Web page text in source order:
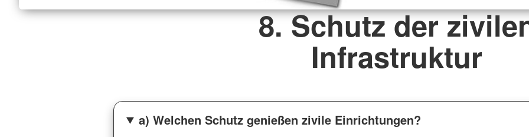
8. Schutz der
Infrastruktur
a) Welchen Schutz genießen zivile Einrichtungen?